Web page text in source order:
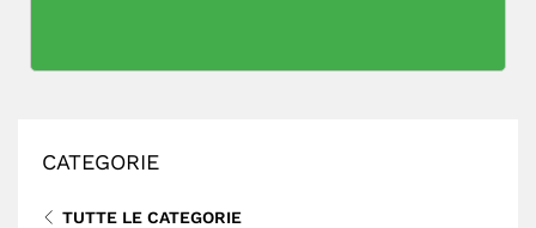
CATEGORIE
TUTTE LE CATEGORIE